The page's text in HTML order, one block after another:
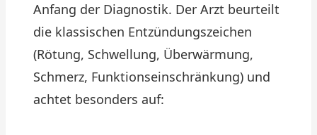
Anfang der Diagnostik. Der Arzt beurteilt
die klassischen Entzündungszeichen
(Rötung, Schwellung, Überwärmung,
Schmerz, Funktionseinschränkung) und
achtet besonders auf: